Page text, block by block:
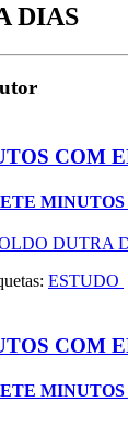
DIAS
COM
DUTRA
ESTUDO
COM